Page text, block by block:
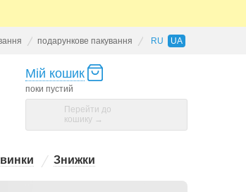
подарункове пакування RU UA
Мій кошик
поки пустий
Перейти до
кошику →
Знижки